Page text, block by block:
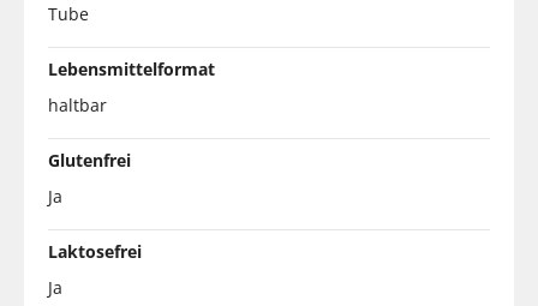
Tube
Lebensmittelformat
haltbar
Glutenfrei
Ja
Laktosefrei
Ja